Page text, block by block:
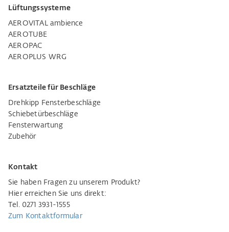
Lüftungssysteme
AEROVITAL ambience
AEROTUBE
AEROPAC
AEROPLUS WRG
Ersatzteile für Beschläge
Drehkipp Fensterbeschläge
Schiebetürbeschläge
Fensterwartung
Zubehör
Kontakt
Sie haben Fragen zu unserem Produkt?
Hier erreichen Sie uns direkt:
Tel. 0271 3931-1555
Zum Kontaktformular